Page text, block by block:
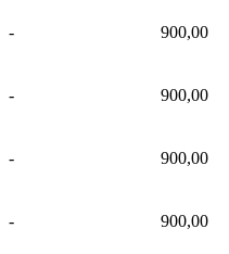
- 900,00
- 900,00
- 900,00
- 900,00